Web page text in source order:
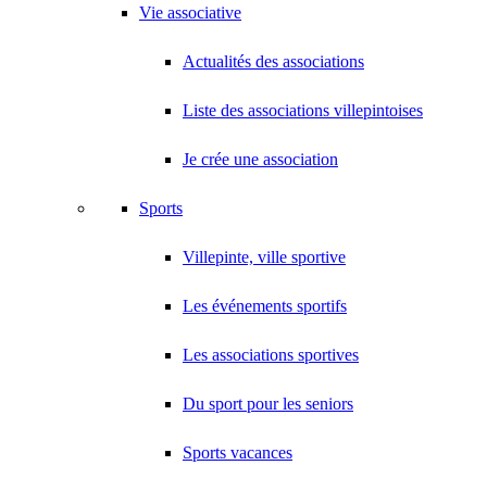
Vie associative
Actualités des associations
Liste des associations villepintoises
Je crée une association
Sports
Villepinte, ville sportive
Les événements sportifs
Les associations sportives
Du sport pour les seniors
Sports vacances